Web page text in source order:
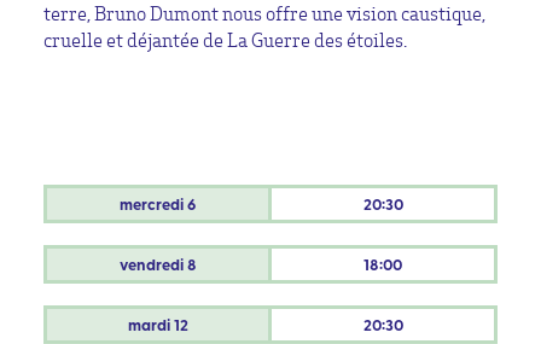
terre, Bruno Dumont nous offre une vision caustique,
cruelle et déjantée de La Guerre des étoiles.
mercredi6 20:30
vendredi8 18:00
mardi12 20:30